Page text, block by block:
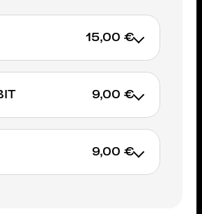
15,00 €
AU PANIER9,00 €
AU PANIER9,00 €